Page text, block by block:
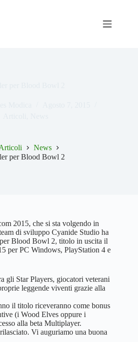
News
per Blood Bowl 2
2015, che si sta volgendo in
di sviluppo Cyanide Studio ha
Blood Bowl 2, titolo in uscita il
per PC Windows, PlayStation 4 e
gli Star Players, giocatori veterani
leggende viventi grazie alla
il titolo riceveranno come bonus
(i Wood Elves oppure i
alla beta Multiplayer.
Vi auguriamo una buona